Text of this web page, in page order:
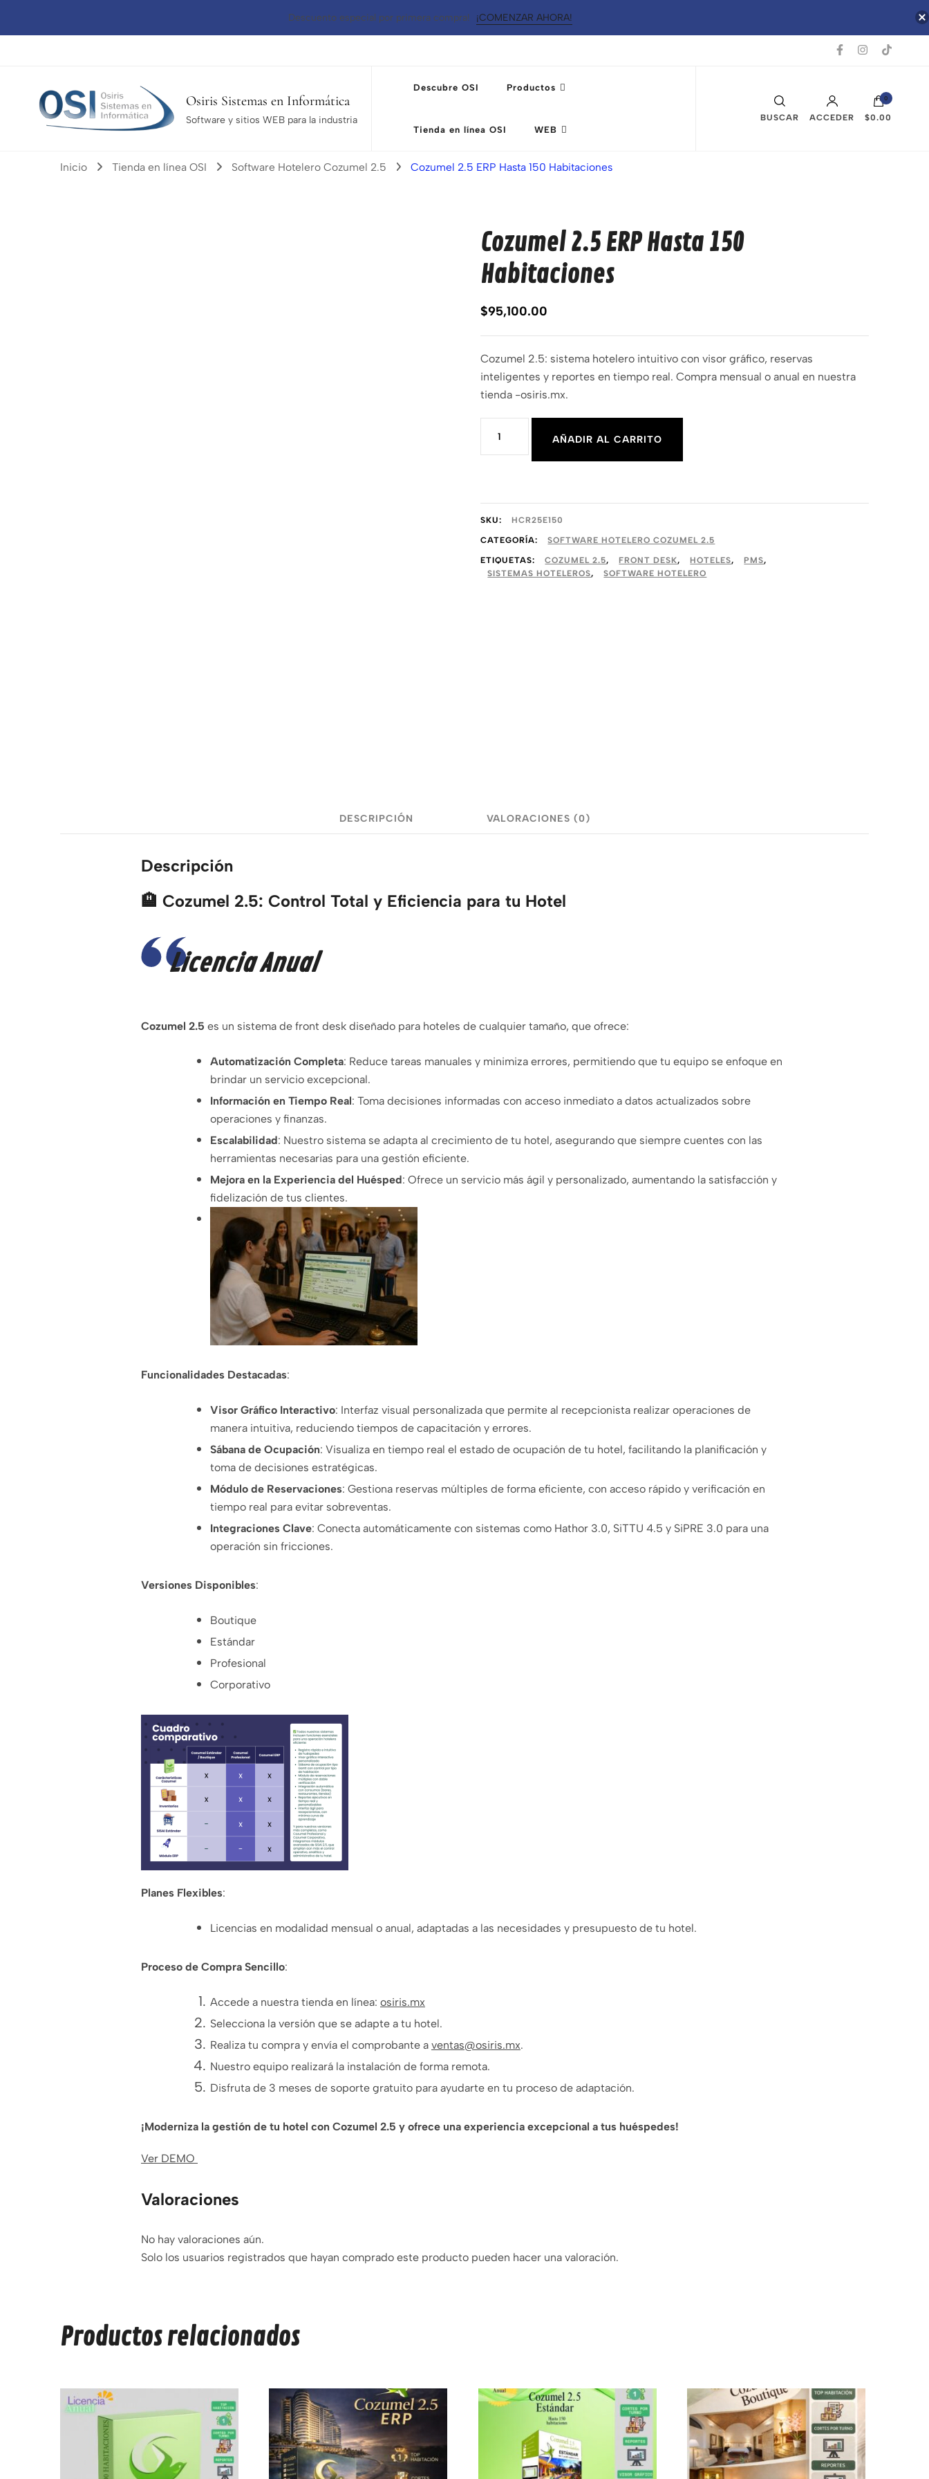
Descuento especial por primera compra! ¡COMENZAR AHORA!
Osiris Sistemas en Informática
Software y sitios WEB para la industria
Descubre OSI Productos
Tienda en línea OSI WEB
BUSCAR ACCEDER
0
$0.00
Inicio Tienda en línea OSI Software Hotelero Cozumel 2.5 Cozumel 2.5 ERP Hasta 150 Habitaciones
Cozumel 2.5 ERP Hasta 150
Habitaciones
$95,100.00
Cozumel 2.5: sistema hotelero intuitivo con visor gráfico, reservas
inteligentes y reportes en tiempo real. Compra mensual o anual en nuestra
tienda -osiris.mx.
2.5
150
Habitaciones
cantidad
AÑADIR AL CARRITO
SKU: HCR25E150
CATEGORÍA: SOFTWARE HOTELERO COZUMEL 2.5
ETIQUETAS: COZUMEL 2.5, FRONT DESK, HOTELES, PMS,
SISTEMAS HOTELEROS, SOFTWARE HOTELERO
DESCRIPCIÓN VALORACIONES (0)
Descripción
🏨 Cozumel 2.5: Control Total y Eficiencia para tu Hotel
Licencia Anual
Cozumel 2.5 es un sistema de front desk diseñado para hoteles de cualquier tamaño, que ofrece:
Automatización Completa: Reduce tareas manuales y minimiza errores, permitiendo que tu equipo se enfoque en
brindar un servicio excepcional.
Información en Tiempo Real: Toma decisiones informadas con acceso inmediato a datos actualizados sobre
operaciones y finanzas.
Escalabilidad: Nuestro sistema se adapta al crecimiento de tu hotel, asegurando que siempre cuentes con las
herramientas necesarias para una gestión eficiente.
Mejora en la Experiencia del Huésped: Ofrece un servicio más ágil y personalizado, aumentando la satisfacción y
fidelización de tus clientes.
Funcionalidades Destacadas:
Visor Gráfico Interactivo: Interfaz visual personalizada que permite al recepcionista realizar operaciones de
manera intuitiva, reduciendo tiempos de capacitación y errores.
Sábana de Ocupación: Visualiza en tiempo real el estado de ocupación de tu hotel, facilitando la planificación y
toma de decisiones estratégicas.
Módulo de Reservaciones: Gestiona reservas múltiples de forma eficiente, con acceso rápido y verificación en
tiempo real para evitar sobreventas.
Integraciones Clave: Conecta automáticamente con sistemas como Hathor 3.0, SiTTU 4.5 y SiPRE 3.0 para una
operación sin fricciones.
Versiones Disponibles:
Boutique
Estándar
Profesional
Corporativo
Planes Flexibles:
Licencias en modalidad mensual o anual, adaptadas a las necesidades y presupuesto de tu hotel.
Proceso de Compra Sencillo:
Accede a nuestra tienda en línea: osiris.mx
Selecciona la versión que se adapte a tu hotel.
Realiza tu compra y envía el comprobante a ventas@osiris.mx.
Nuestro equipo realizará la instalación de forma remota.
Disfruta de 3 meses de soporte gratuito para ayudarte en tu proceso de adaptación.
¡Moderniza la gestión de tu hotel con Cozumel 2.5 y ofrece una experiencia excepcional a tus huéspedes!
Ver DEMO
Valoraciones
No hay valoraciones aún.
Solo los usuarios registrados que hayan comprado este producto pueden hacer una valoración.
Productos relacionados